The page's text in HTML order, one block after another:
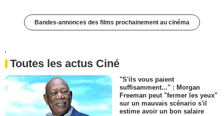
Bandes-annonces des films prochainement au cinéma
'
Toutes les actus Ciné
"S'ils vous paient
suffisamment..." : Morgan
Freeman peut "fermer les yeux"
sur un mauvais scénario s'il
estime avoir un bon salaire